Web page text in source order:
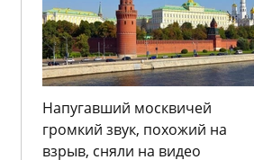
Напугавший москвичей
громкий звук, похожий на
взрыв, сняли на видео